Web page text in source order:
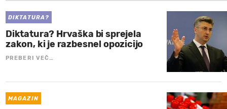
DIKTATURA?
Diktatura? Hrvaška bi sprejela
zakon, ki je razbesnel opozicijo
PREBERI VEČ…
MAGAZIN